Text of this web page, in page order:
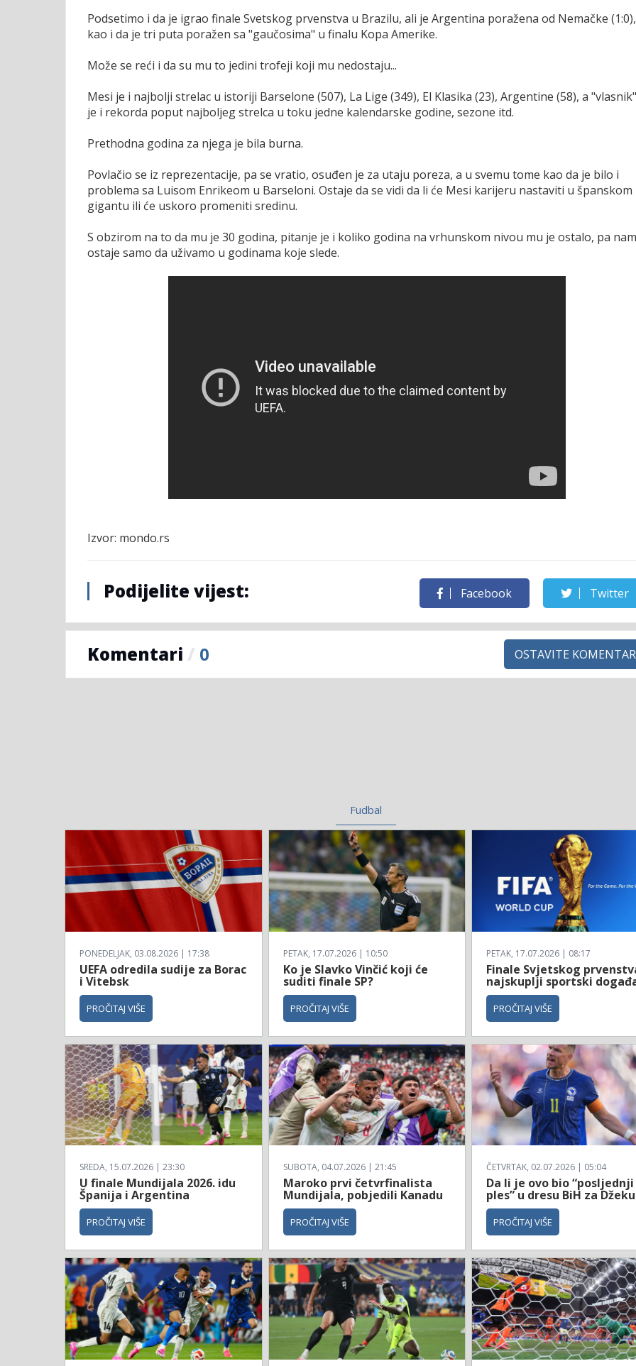
Podsetimo i da je igrao finale Svetskog prvenstva u Brazilu, ali je Argentina poražena od Nemačke (1:0),
kao i da je tri puta poražen sa "gaučosima" u finalu Kopa Amerike.
Može se reći i da su mu to jedini trofeji koji mu nedostaju...
Mesi je i najbolji strelac u istoriji Barselone (507), La Lige (349), El Klasika (23), Argentine (58), a "vlasnik"
je i rekorda poput najboljeg strelca u toku jedne kalendarske godine, sezone itd.
Prethodna godina za njega je bila burna.
Povlačio se iz reprezentacije, pa se vratio, osuđen je za utaju poreza, a u svemu tome kao da je bilo i
problema sa Luisom Enrikeom u Barseloni. Ostaje da se vidi da li će Mesi karijeru nastaviti u španskom
gigantu ili će uskoro promeniti sredinu.
S obzirom na to da mu je 30 godina, pitanje je i koliko godina na vrhunskom nivou mu je ostalo, pa
ostaje samo da uživamo u godinama koje slede.
Izvor: mondo.rs
Podijelite vijest: Facebook Twitter
Komentari / 0 OSTAVITE KOMENTAR
Fudbal
PONEDELJAK, 03.08.2026 | 17:38
UEFA odredila sudije za Borac
i Vitebsk
PROČITAJ VIŠE
PETAK, 17.07.2026 | 10:50
Ko je Slavko Vinčić koji će
suditi finale SP?
PROČITAJ VIŠE
PETAK, 17.07.2026 | 08:17
Finale Svjetskog
najskuplji sportski
PROČITAJ VIŠE
SREDA, 15.07.2026 | 23:30
U finale Mundijala 2026. idu
Španija i Argentina
PROČITAJ VIŠE
SUBOTA, 04.07.2026 | 21:45
Maroko prvi četvrfinalista
Mundijala, pobjedili Kanadu
PROČITAJ VIŠE
ČETVRTAK, 02.07.2026 | 05:04
Da li je ovo bio “posljednji
ples” u dresu BiH za Džeku
PROČITAJ VIŠE